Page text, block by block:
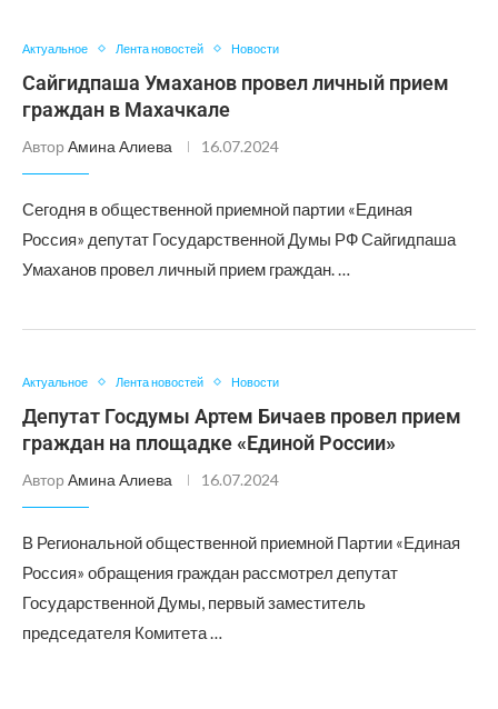
Актуальное Лента новостей Новости
Сайгидпаша Умаханов провел личный прием
граждан в Махачкале
Автор Амина Алиева 16.07.2024
Сегодня в общественной приемной партии «Единая
Россия» депутат Государственной Думы РФ Сайгидпаша
Умаханов провел личный прием граждан. …
Актуальное Лента новостей Новости
Депутат Госдумы Артем Бичаев провел прием
граждан на площадке «Единой России»
Автор Амина Алиева 16.07.2024
В Региональной общественной приемной Партии «Единая
Россия» обращения граждан рассмотрел депутат
Государственной Думы, первый заместитель
председателя Комитета …